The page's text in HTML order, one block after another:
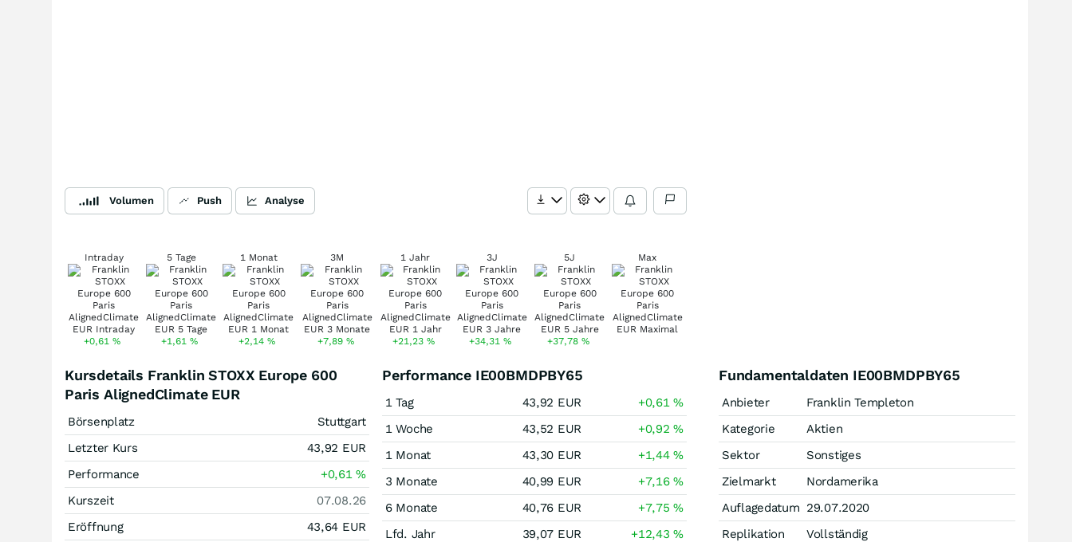
Volumen Push Analyse
Intraday
+0,61%
5 Tage
+1,61%
1 Monat
+2,14%
3M
+7,89 %
1 Jahr
+21,23 %
3J
+34,31%
5J
+37,78 %
Max
Kursdetails Franklin STOXX Europe 600
Paris AlignedClimate EUR
Börsenplatz
Stuttgart
Letzter Kurs
43,92 EUR
Performance
+0,61%
Kurszeit
07.08.26
Eröffnung
43,64 EUR
Performance IE00BMDPBY65
1 Tag 43,92 EUR +0,61%
1 Woche
43,52 EUR +0,92%
1 Monat
43,30 EUR +1,44%
3 Monate
40,99 EUR +7,16%
6 Monate
40,76 EUR +7,75%
Lfd. Jahr
39,07 EUR +12,43%
Fundamentaldaten IE00BMDPBY65
Anbieter
Franklin Templeton
Kategorie
Aktien
Sektor
Sonstiges
Zielmarkt
Nordamerika
Auflagedatum 29.07.2020
Replikation
Vollständig